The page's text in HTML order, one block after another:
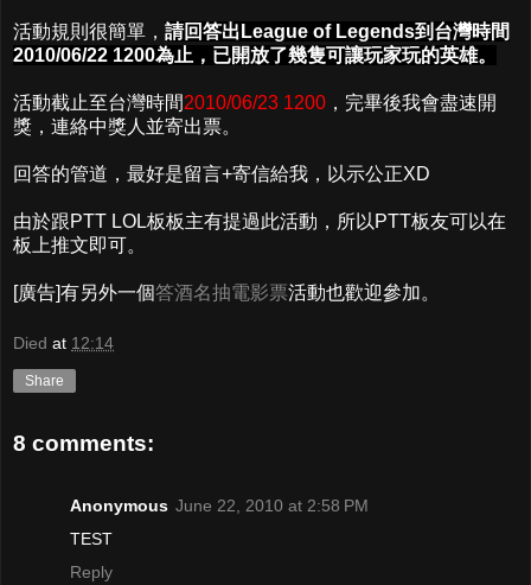
活動規則很簡單， 請回答出League of Legends到台灣時間
2010/06/22 1200為止，已開放了幾隻可讓玩家玩的英雄。
活動截止至台灣時間2010/06/23 1200 ，完畢後我會盡速開
獎，連絡中獎人並寄出票。
回答的管道，最好是留言+寄信給我，以示公正XD
由於跟PTT LOL板板主有提過此活動，所以PTT板友可以在
板上推文即可。
[廣告]有另外一個答酒名抽電影票活動也歡迎參加。
Died at 12:14
Share
8 comments:
Anonymous June 22, 2010 at 2:58 PM
TEST
Reply